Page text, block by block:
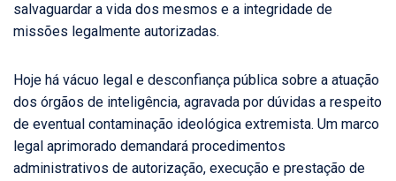
salvaguardar a vida dos mesmos e a integridade de
missões legalmente autorizadas.
Hoje há vácuo legal e desconfiança pública sobre a atuação
dos órgãos de inteligência, agravada por dúvidas a respeito
de eventual contaminação ideológica extremista. Um marco
legal aprimorado demandará procedimentos
administrativos de autorização, execução e prestação de